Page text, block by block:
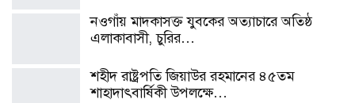
নওগাঁয় মাদকাসক্ত যুবকের অত্যাচারে অতিষ্ঠ
এলাকাবাসী, চুরির…
শহীদ রাষ্ট্রপতি জিয়াউর রহমানের ৪৫তম
শাহাদাৎবার্ষিকী উপলক্ষে…